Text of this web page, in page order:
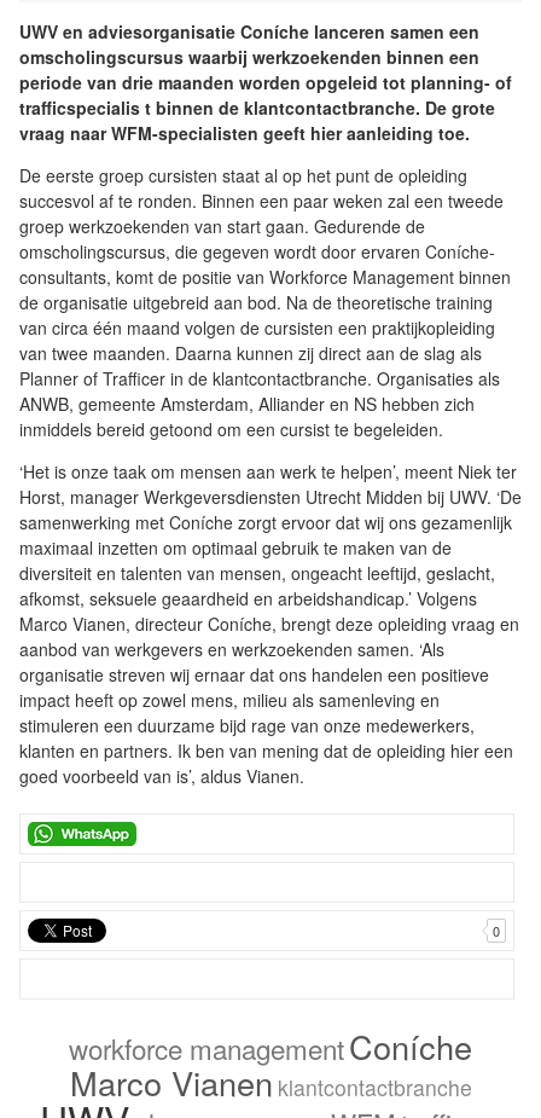
UWV en adviesorganisatie Coníche lanceren samen een
omscholingscursus waarbij werkzoekenden binnen een
periode van drie maanden worden opgeleid tot planning- of
trafficspecialis t binnen de klantcontactbranche. De grote
vraag naar WFM-specialisten geeft hier aanleiding toe.
De eerste groep cursisten staat al op het punt de opleiding
succesvol af te ronden. Binnen een paar weken zal een tweede
groep werkzoekenden van start gaan. Gedurende de
omscholingscursus, die gegeven wordt door ervaren Coníche-
consultants, komt de positie van Workforce Management binnen
de organisatie uitgebreid aan bod. Na de theoretische training
van circa één maand volgen de cursisten een praktijkopleiding
van twee maanden. Daarna kunnen zij direct aan de slag als
Planner of Trafficer in de klantcontactbranche. Organisaties als
ANWB, gemeente Amsterdam, Alliander en NS hebben zich
inmiddels bereid getoond om een cursist te begeleiden.
‘Het is onze taak om mensen aan werk te helpen’, meent Niek ter
Horst, manager Werkgeversdiensten Utrecht Midden bij UWV. ‘De
samenwerking met Coníche zorgt ervoor dat wij ons gezamenlijk
maximaal inzetten om optimaal gebruik te maken van de
diversiteit en talenten van mensen, ongeacht leeftijd, geslacht,
afkomst, seksuele geaardheid en arbeidshandicap.’ Volgens
Marco Vianen, directeur Coníche, brengt deze opleiding vraag en
aanbod van werkgevers en werkzoekenden samen. ‘Als
organisatie streven wij ernaar dat ons handelen een positieve
impact heeft op zowel mens, milieu als samenleving en
stimuleren een duurzame bijd rage van onze medewerkers,
klanten en partners. Ik ben van mening dat de opleiding hier een
goed voorbeeld van is’, aldus Vianen.
0
workforce managementConíche
Marco Vianen klantcontactbranche